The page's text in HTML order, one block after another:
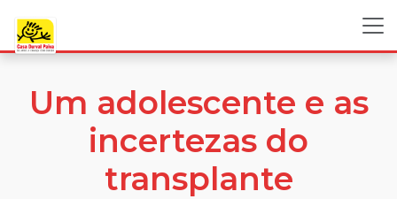
Um adolescente e as
incertezas do
transplante